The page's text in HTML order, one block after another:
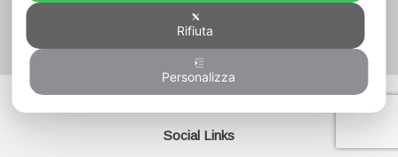
Copyright ©2020 Designed by WHATSPRINT - Serba
Social Links
Rifiuta
Personalizza